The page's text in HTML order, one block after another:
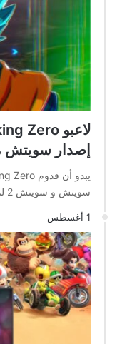
إصدار سويتش
سويتش و سويتش 2 لم يحظى بالحماس المتوقع بأي شكل،…
1 أغسطس